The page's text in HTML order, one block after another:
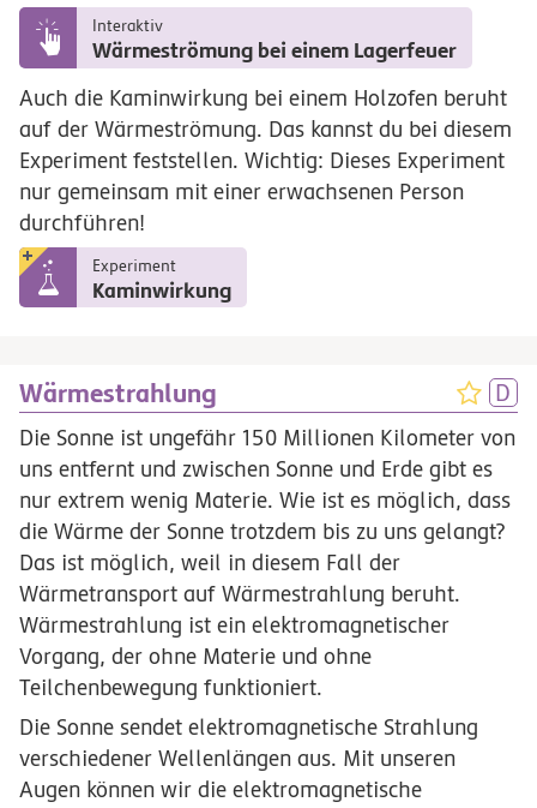
Interaktiv
Wärmeströmung bei einem Lagerfeuer
Auch die Kaminwirkung bei einem Holzofen beruht
auf der Wärmeströmung. Das kannst du bei diesem
Experiment feststellen. Wichtig: Dieses Experiment
nur gemeinsam mit einer erwachsenen Person
durchführen!
Experiment
Kaminwirkung
Wärmestrahlung
Die Sonne ist ungefähr 150 Millionen Kilometer von
uns entfernt und zwischen Sonne und Erde gibt es
nur extrem wenig Materie. Wie ist es möglich, dass
die Wärme der Sonne trotzdem bis zu uns gelangt?
Das ist möglich, weil in diesem Fall der
Wärmetransport auf Wärmestrahlung beruht.
Wärmestrahlung ist ein elektromagnetischer
Vorgang, der ohne Materie und ohne
Teilchenbewegung funktioniert.
Die Sonne sendet elektromagnetische Strahlung
verschiedener Wellenlängen aus. Mit unseren
Augen können wir die elektromagnetische